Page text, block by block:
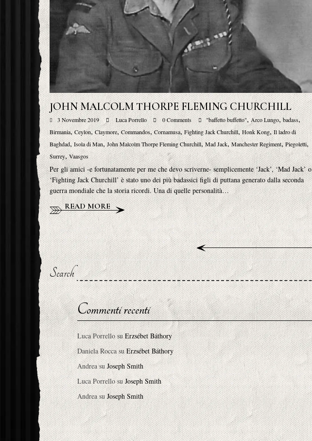
JOHN MALCOLM THORPE FLEMING CHURCHILL
3 Novembre 2019 Luca Porrello 0 Comments "baffetto buffetto",Arco Lungo,badass,
Birmania,Ceylon,Claymore,Commandos,Cornamusa,Fighting Jack Churchill,Honk Kong,Il ladro di
Baghdad,Isola di Man,John Malcolm Thorpe Fleming Churchill,Mad Jack,Manchester Regiment,Piegoletti,
Surrey,Vaasgos
Per gli amici -e fortunatamente per me che devo scriverne- semplicemente ‘Jack’, ‘Mad Jack’ o
‘Fighting Jack Churchill’ è stato uno dei più badassici figli di puttana generato dalla seconda
guerra mondiale che la storia ricordi. Una di quelle personalità…
READ MORE
Search
Commenti recenti
Luca PorrellosuErzsébet Báthory
Daniela RoccasuErzsébet Báthory
AndreasuJoseph Smith
Luca PorrellosuJoseph Smith
AndreasuJoseph Smith